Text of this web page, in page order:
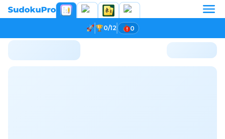
0/12 0